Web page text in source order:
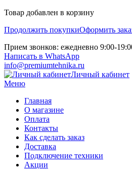
Товар добавлен в корзину
Продолжить покупкиОформить
Прием звонков: ежедневно 9:00-
Написать в WhatsApp
info@premiumtehnika.ru
Личный кабинет
Меню
Главная
О магазине
Оплата
Контакты
Как сделать заказ
Доставка
Подключение техники
Акции